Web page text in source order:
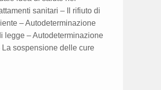
sanitari – Il rifiuto di
– Autodeterminazione
legge – Autodeterminazione
sospensione delle cure